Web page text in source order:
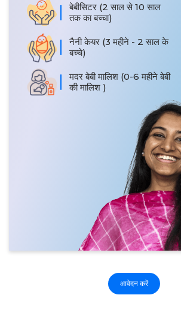
बेबीसिटर (2 साल से 10 साल
तक का बच्चा)
नैनी केयर (3 महीने - 2 साल के
बच्चे)
मदर बेबी मालिश (0-6 महीने बेबी
की मालिश )
आवेदन करें